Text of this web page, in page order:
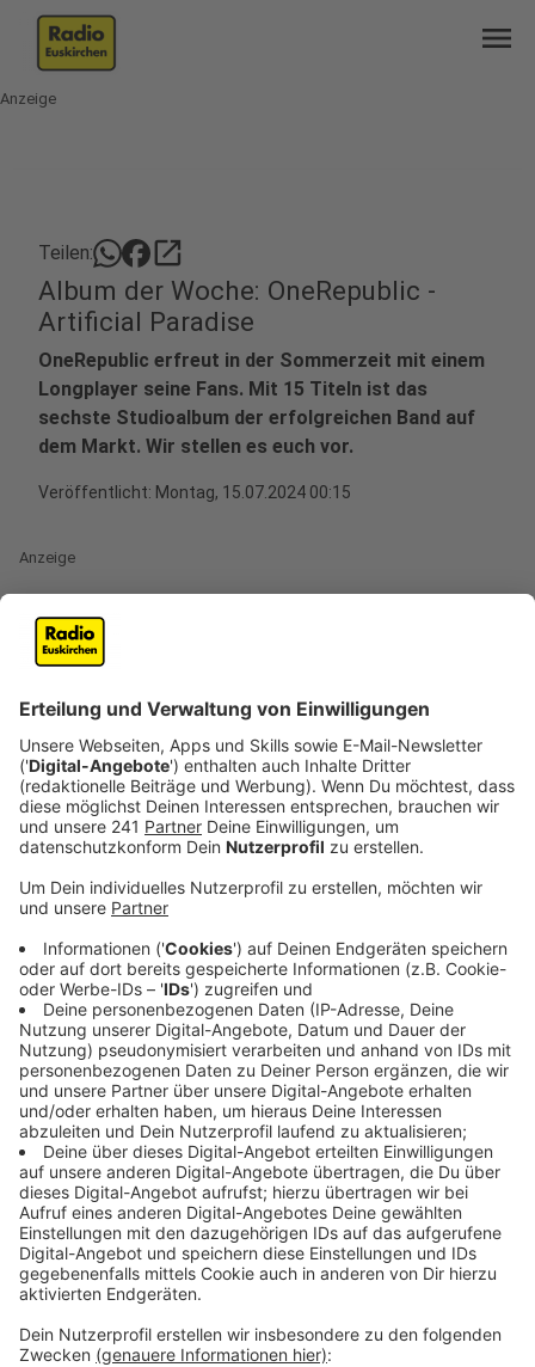
menu
Anzeige
Teilen: open_in_new
Album der Woche: OneRepublic -
Artificial Paradise
OneRepublic erfreut in der Sommerzeit mit einem
Longplayer seine Fans. Mit 15 Titeln ist das
sechste Studioalbum der erfolgreichen Band auf
dem Markt. Wir stellen es euch vor.
Veröffentlicht: Montag, 15.07.2024 00:15
Anzeige
Die Fans dürfen sich auf ein Album freuen, das
OneRepublic und ihr Können ziemlich gut beschreibt.
Von klassischen Pop-Melodien bis zu tiefgründigeren
Balladen. Mit "Artificial Paradise" will die Mega-Band
nochmal eigene Maßstäbe in der Szene setzen und
zeigen, dass sie auch weiterhin zu den absoluten Top-
Acts der Popmusik gehören.
Das sagt die Band über ihr neues Album
Anzeige
Bei "Artificial Paradise" handelt es sich um das sechste
Studioalbum der GRAMMY-nominierten Band, die über
16 Millionen Platten weltweit verkaufen konnte. Die
Platin-Single "I Ain‘t Worried" ist Auftakt ihres neuen
Albums, das insgesamt mit 15 Tracks bestückt ist und
beinhaltet unter anderem die Single "I Don‘t Wanna
Wait" in Kollaboration mit David Guetta.
Über das neue Album erklärt Fronstänger Ryan Tedder:
namens 'West Coast', den wir 2016 in einem